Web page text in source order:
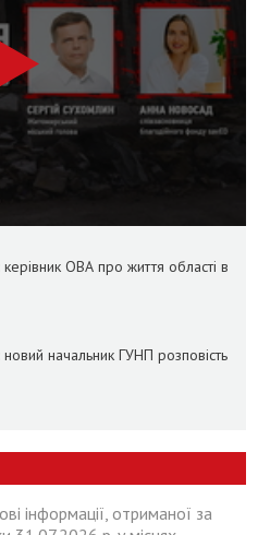
ОВА про життя області в
начальник ГУНП розповість
інформації, отриманої за